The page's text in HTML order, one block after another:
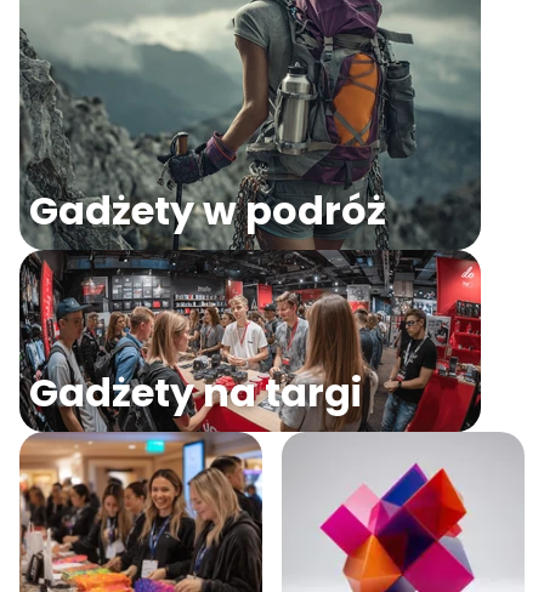
Gadżety w podróż
Gadżety na targi